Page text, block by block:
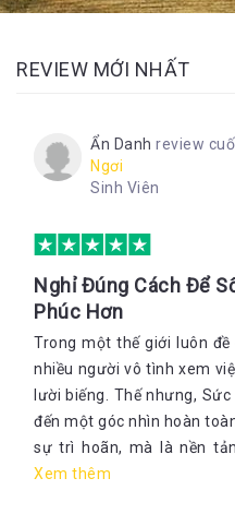
REVIEW MỚI NHẤT
Ẩn Danh review
Ngơi
Sinh Viên
Nghỉ Đúng Cách Để
Phúc Hơn
Trong một thế giới luôn
nhiều người vô tình xem
lười biếng. Thế nhưng,
đến một góc nhìn hoàn
sự trì hoãn, mà là nền
Xem thêm